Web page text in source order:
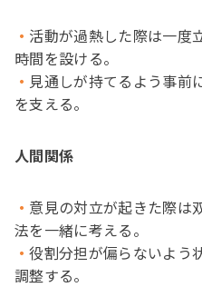
活動が過熱した際は一度
時間を設ける。
見通しが持てるよう事前
を支える。
人間関係
意見の対立が起きた際は
法を一緒に考える。
役割分担が偏らないよう
調整する。